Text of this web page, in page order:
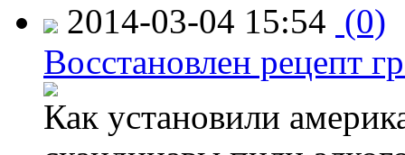
2014-03-04 15:54 (0)
Восстановлен рецепт
Как установили